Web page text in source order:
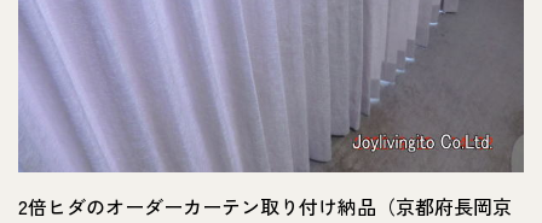
2倍ヒダのオーダーカーテン取り付け納品（京都府長岡京